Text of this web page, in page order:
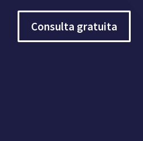
Consulta gratuita